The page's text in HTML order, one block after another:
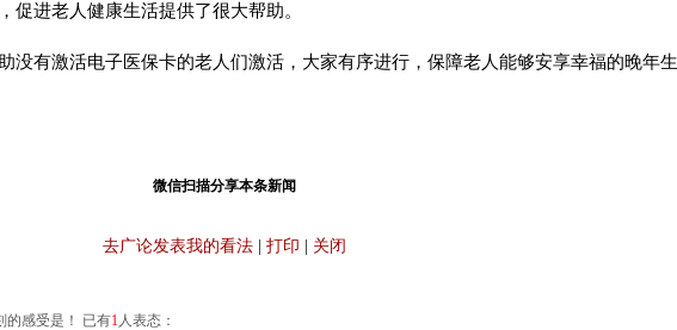
促进老人健康生活提供了很大帮助。
没有激活电子医保卡的老人们激活，大家有序进行，保障老人能够安享幸福的晚年生
微信扫描分享本条新闻
去广论发表我的看法 打印 关闭
的感受是！ 已有1人表态：